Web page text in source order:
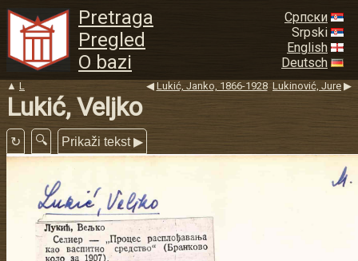
Pretraga
Pregled
O bazi
Српски
Srpski
English
Deutsch
▲ L ◀ Lukić, Janko, 1866-1928 Lukinović, Jure ▶
Lukić, Veljko